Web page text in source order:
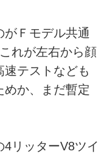
がＦモデル共通
れが左右から顔
テストなども
めか、まだ暫定
リッターV8ツイ